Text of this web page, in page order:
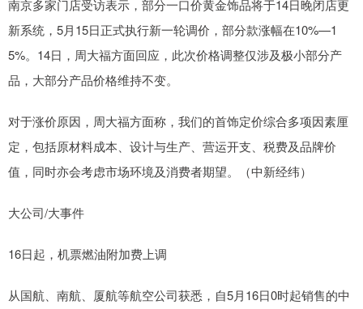
南京多家门店受访表示，部分一口价黄金饰品将于14日晚闭店更
新系统，5月15日正式执行新一轮调价，部分款涨幅在10%—1
5%。14日，周大福方面回应，此次价格调整仅涉及极小部分产
品，大部分产品价格维持不变。
对于涨价原因，周大福方面称，我们的首饰定价综合多项因素厘
定，包括原材料成本、设计与生产、营运开支、税费及品牌价
值，同时亦会考虑市场环境及消费者期望。（中新经纬）
大公司/大事件
16日起，机票燃油附加费上调
从国航、南航、厦航等航空公司获悉，自5月16日0时起销售的中